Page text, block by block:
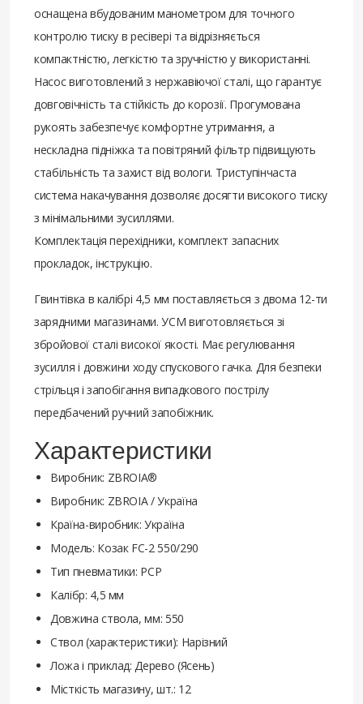
оснащена вбудованим манометром для точного
контролю тиску в ресівері та відрізняється
компактністю, легкістю та зручністю у використанні.
Насос виготовлений з нержавіючої сталі, що гарантує
довговічність та стійкість до корозії. Прогумована
рукоять забезпечує комфортне утримання, а
нескладна підніжка та повітряний фільтр підвищують
стабільність та захист від вологи. Триступінчаста
система накачування дозволяє досягти високого тиску
з мінімальними зусиллями.
Комплектація перехідники, комплект запасних
прокладок, інструкцію.
Гвинтівка в калібрі 4,5 мм поставляється з двома 12-ти
зарядними магазинами. УСМ виготовляється зі
збройової сталі високої якості. Має регулювання
зусилля і довжини ходу спускового гачка. Для безпеки
стрільця і запобігання випадкового пострілу
передбачений ручний запобіжник.
Характеристики
Виробник: ZBROIA®
Виробник: ZBROIA / Україна
Країна-виробник: Україна
Модель: Козак FC-2 550/290
Тип пневматики: PCP
Калібр: 4,5 мм
Довжина ствола, мм: 550
Ствол (характеристики): Нарізний
Ложа і приклад: Дерево (Ясень)
Місткість магазину, шт.: 12